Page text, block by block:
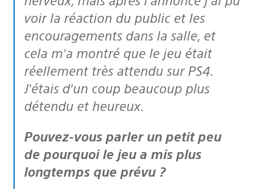
voir la réaction du public et les
encouragements dans la salle, et
cela m’a montré que le jeu était
réellement très attendu sur PS4.
J’étais d’un coup beaucoup plus
détendu et heureux.
Pouvez-vous parler un petit peu
de pourquoi le jeu a mis plus
longtemps que prévu ?